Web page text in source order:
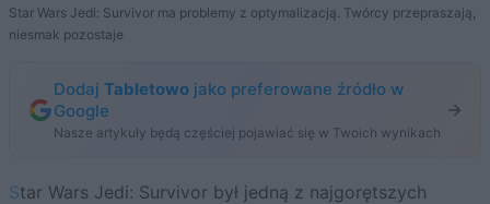
Star Wars Jedi: Survivor ma problemy z optymalizacją. Twórcy przepraszają,
niesmak pozostaje
Dodaj Tabletowo jako preferowane źródło w
Google
Nasze artykuły będą częściej pojawiać się w Twoich wynikach
Star Wars Jedi: Survivor był jedną z najgorętszych